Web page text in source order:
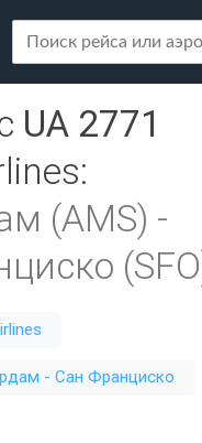
UA 2771
:
(AMS) -
- Сан Франциско